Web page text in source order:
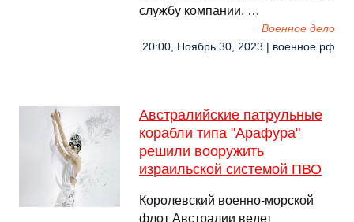
службу компании. …
Военное дело
20:00, Ноябрь 30, 2023 | военное.рф
Австралийские патрульные
корабли типа "Арафура"
решили вооружить
израильской системой ПВО
Королевский военно-морской
флот Австралии ведет